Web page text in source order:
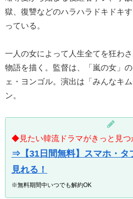
獄、復讐などのハラハラドキドキ
っている。
一人の女によって人生全てを狂わ
物語を描く。監督は、「嵐の女」
ェ・ヨンゴル。演出は「みんなキ
ン。
◆見たい韓流ドラマがきっと見つ
⇒【31日間無料】スマホ・タ
見れる！
※無料期間中いつでも解約OK